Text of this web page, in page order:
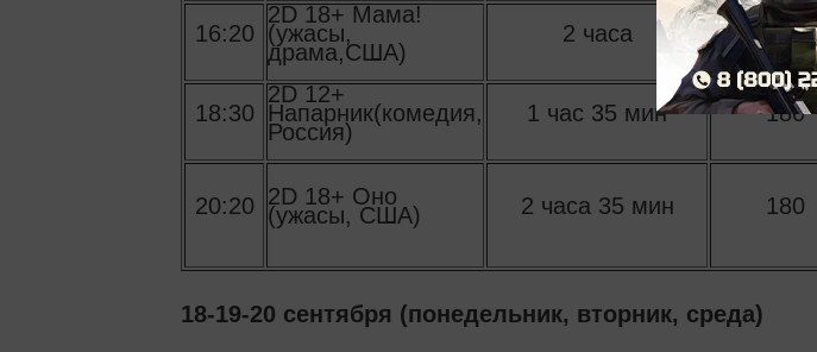
16:20
2D 18+ Мама!
(ужасы,
драма,США)
2 часа 160
18:30
2D 12+
Напарник(комедия,
Россия)
1 час 35 мин 180
20:20 2D 18+ Оно
(ужасы, США) 2 часа 35 мин 180
18-19-20 сентября (понедельник, вторник, среда)